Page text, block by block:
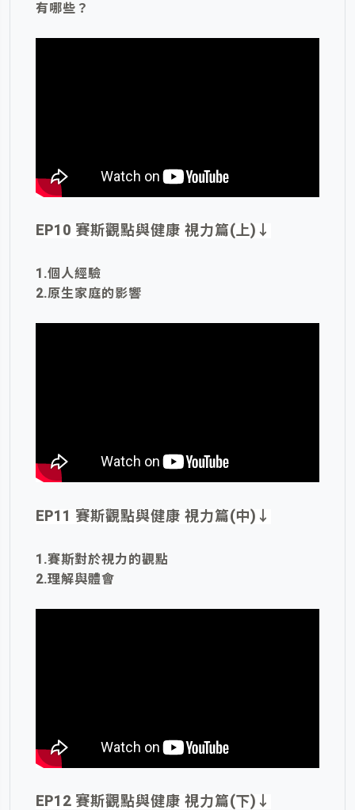
有哪些？
EP10 賽斯觀點與健康 視力篇(上) ↓
1.個人經驗
2.原生家庭的影響
EP11 賽斯觀點與健康 視力篇(中) ↓
1.賽斯對於視力的觀點
2.理解與體會
EP12 賽斯觀點與健康 視力篇(下) ↓